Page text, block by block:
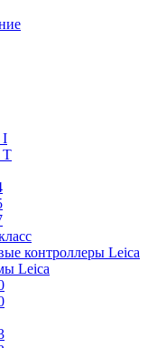
I
T
контроллеры Leica
Leica